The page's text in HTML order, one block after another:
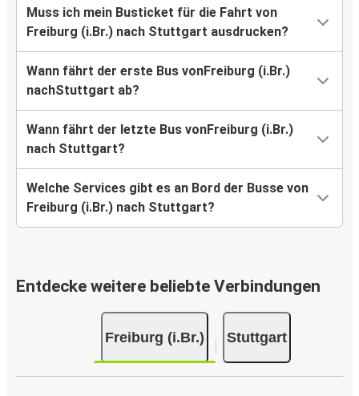
Muss ich mein Busticket für die Fahrt von
Freiburg (i.Br.) nach Stuttgart ausdrucken?
Wann fährt der erste Bus vonFreiburg (i.Br.)
nachStuttgart ab?
Wann fährt der letzte Bus vonFreiburg (i.Br.)
nach Stuttgart?
Welche Services gibt es an Bord der Busse von
Freiburg (i.Br.) nach Stuttgart?
Entdecke weitere beliebte Verbindungen
Freiburg (i.Br.) Stuttgart